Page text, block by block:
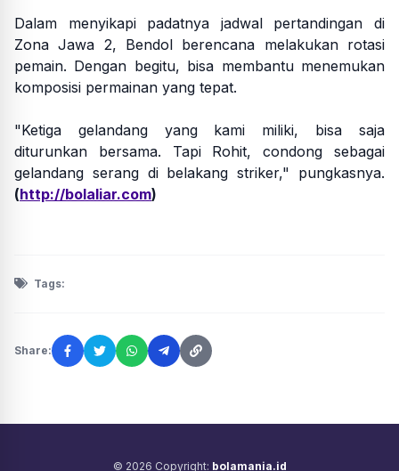
Dalam menyikapi padatnya jadwal pertandingan di
Zona Jawa 2, Bendol berencana melakukan rotasi
pemain. Dengan begitu, bisa membantu menemukan
komposisi permainan yang tepat.
"Ketiga gelandang yang kami miliki, bisa saja
diturunkan bersama. Tapi Rohit, condong sebagai
gelandang serang di belakang striker," pungkasnya.
(http://bolaliar.com)
Tags:
Share:
© 2026 Copyright: bolamania.id